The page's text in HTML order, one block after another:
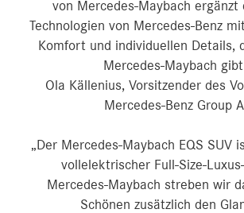
von Mercedes-Maybach ergänzt
Technologien von Mercedes-Benz
Komfort und individuellen Details,
Mercedes-Maybach
Ola Källenius, Vorsitzender des
Mercedes-Benz Group
„Der Mercedes-Maybach EQS SUV
vollelektrischer Full-Size-
Mercedes‑Maybach streben wir
Schönen zusätzlich den